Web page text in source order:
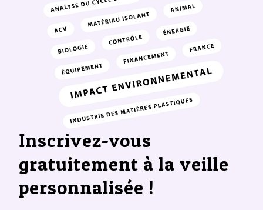
Inscrivez-vous
gratuitement à la veille
personnalisée !